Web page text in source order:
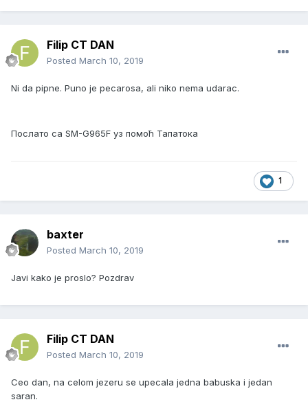
Filip CT DAN
Posted March 10, 2019
Ni da pipne. Puno je pecarosa, ali niko nema udarac.
Послато са SM-G965F уз помоћ Тапатока
1
baxter
Posted March 10, 2019
Javi kako je proslo? Pozdrav
Filip CT DAN
Posted March 10, 2019
Ceo dan, na celom jezeru se upecala jedna babuska i jedan
saran.